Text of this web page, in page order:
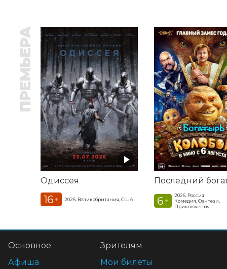
ПРЕМЬЕРА
Одиссея
16 + 2026, Великобритания, США 6 +
2026, Россия
Комедия, Фэнтези,
Приключения
Основное
Афиша
Зрителям
Мои билеты